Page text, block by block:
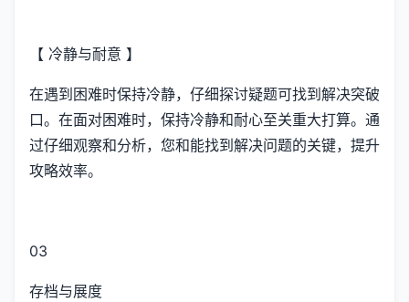
【 冷静与耐意 】
在遇到困难时保持冷静，仔细探讨疑题可找到解决突破
口。在面对困难时，保持冷静和耐心至关重大打算。通
过仔细观察和分析，您和能找到解决问题的关键，提升
攻略效率。
03
存档与展度